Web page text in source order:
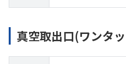
真空取出口(ワンタ